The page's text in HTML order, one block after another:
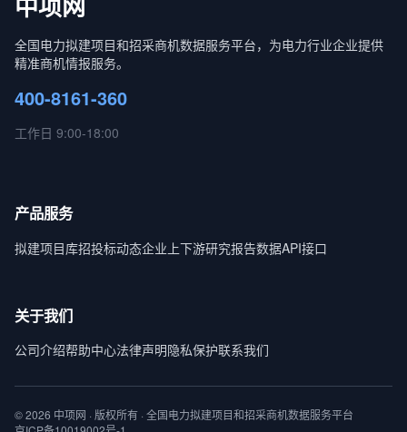
全国电力拟建项目和招采商机数据服务平台，为电力行业企业提供
精准商机情报服务。
400-8161-360
工作日 9:00-18:00
产品服务
拟建项目库招投标动态企业上下游研究报告数据API接口
关于我们
公司介绍帮助中心法律声明隐私保护联系我们
© 2026 中项网 · 版权所有 · 全国电力拟建项目和招采商机数据服务平台